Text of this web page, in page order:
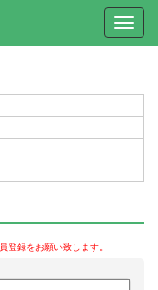
Toggle
登録をお願い致します。